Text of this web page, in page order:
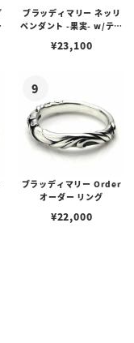
ブラッディマリー ネッリ
ペンダント -果実- w/ティ
¥23,100
ブラッディマリー Order
オーダー リング
¥22,000